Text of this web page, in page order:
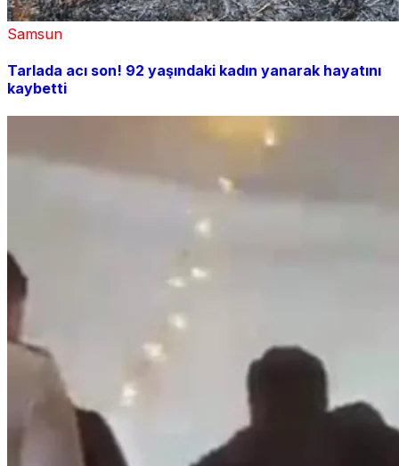
Samsun
Tarlada acı son! 92 yaşındaki kadın yanarak hayatını
kaybetti